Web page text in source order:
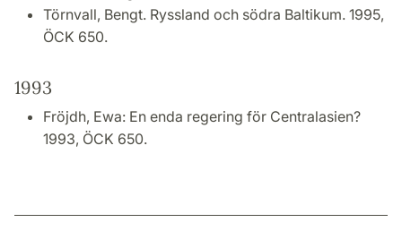
Törnvall, Bengt. Ryssland och södra Baltikum. 1995,
ÖCK 650.
1993
Fröjdh, Ewa: En enda regering för Centralasien?
1993, ÖCK 650.